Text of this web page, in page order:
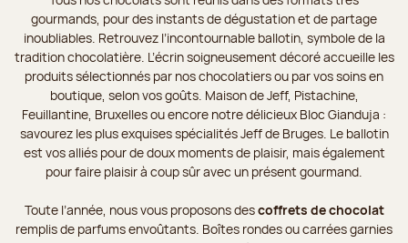
gourmands, pour des instants de dégustation et de partage
inoubliables. Retrouvez l’incontournable ballotin, symbole de la
tradition chocolatière. L’écrin soigneusement décoré accueille les
produits sélectionnés par nos chocolatiers ou par vos soins en
boutique, selon vos goûts. Maison de Jeff, Pistachine,
Feuillantine, Bruxelles ou encore notre délicieux Bloc Gianduja :
savourez les plus exquises spécialités Jeff de Bruges. Le ballotin
est vos alliés pour de doux moments de plaisir, mais également
pour faire plaisir à coup sûr avec un présent gourmand.
Toute l’année, nous vous proposons descoffrets de chocolat
remplis de parfums envoûtants. Boîtes rondes ou carrées garnies